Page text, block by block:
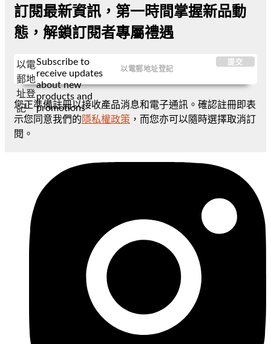
訂閱最新資訊，第一時間掌握新品動
態，解鎖訂閱者專屬禮遇
以電
郵地
址登
記
Subscribe to
receive updates
about new
products and
promotions
提交
您正準備註冊以接收產品消息和電子通訊。確認註冊即表
示您同意我們的 隱私權政策 ，而您亦可以隨時選擇取消訂
閱。